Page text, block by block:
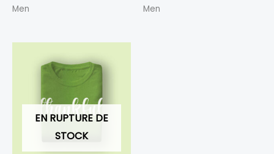
Men Men
EN RUPTURE DE
STOCK